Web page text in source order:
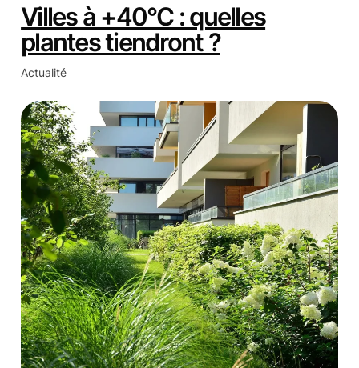
Villes à +40°C : quelles
plantes tiendront ?
Actualité